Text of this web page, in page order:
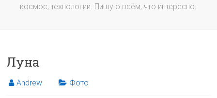
космос, технологии. Пишу о всём, что интересно.
Луна
Andrew Фото